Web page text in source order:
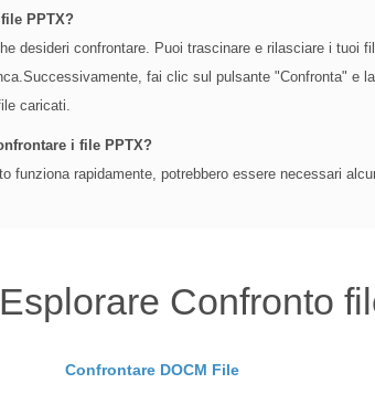
PPTX?
desideri confrontare. Puoi trascinare e rilasciare i tuoi
fai clic sul pulsante "Confronta" e
caricati.
i file PPTX?
funziona rapidamente, potrebbero essere necessari
Esplorare Confronto
Confrontare DOCM File